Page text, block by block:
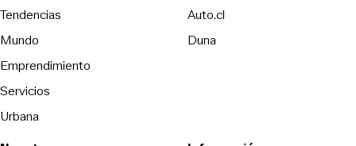
Tendencias
Mundo
Emprendimiento
Servicios
Urbana
Auto.cl
DunaOpens in new window